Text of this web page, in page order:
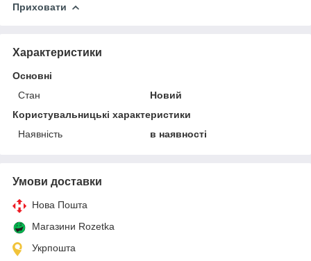
Приховати
Характеристики
Основні
Стан
Новий
Користувальницькі характеристики
Наявність
в наявності
Умови доставки
Нова Пошта
Магазини Rozetka
Укрпошта